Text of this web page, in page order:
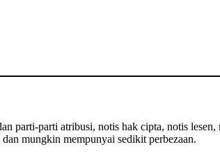
parti-parti atribusi, notis hak cipta, notis
mungkin mempunyai sedikit perbezaan.